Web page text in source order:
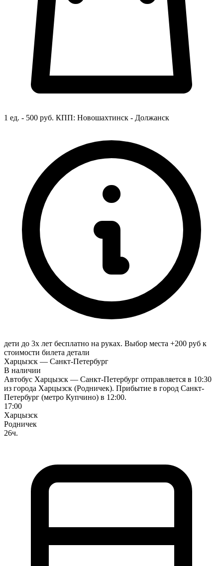
1 ед. - 500 руб. КПП: Новошахтинск - Должанск
дети до 3х лет бесплатно на руках. Выбор места +200 руб к
стоимости билета детали
Харцызск — Санкт-Петербург
В наличии
Автобус Харцызск — Санкт-Петербург отправляется в 10:30
из города Харцызск (Родничек). Прибытие в город Санкт-
Петербург (метро Купчино) в 12:00.
17:00
Харцызск
Родничек
26ч.